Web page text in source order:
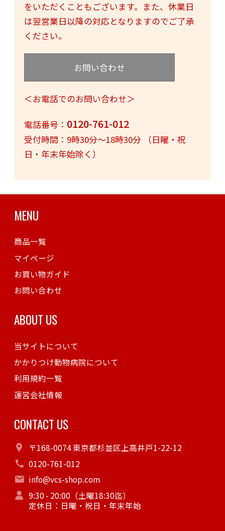
をいただくこともございます。また、休業日
は翌営業日以降の対応となりますのでご了承
ください。
お問い合わせ
＜お電話でのお問い合わせ＞
電話番号： 0120-761-012
受付時間：9時30分～18時30分 （日曜・祝
日・年末年始除く）
MENU
商品一覧
マイページ
お買い物ガイド
お問い合わせ
ABOUT US
当サイトについて
かかりつけ動物病院について
利用規約一覧
運営会社情報
CONTACT US
〒168-0074 東京都杉並区上高井戸1-22-12
0120-761-012
info@vcs-shop.com
9:30 - 20:00（土曜18:30迄）
定休日：日曜・祝日・年末年始